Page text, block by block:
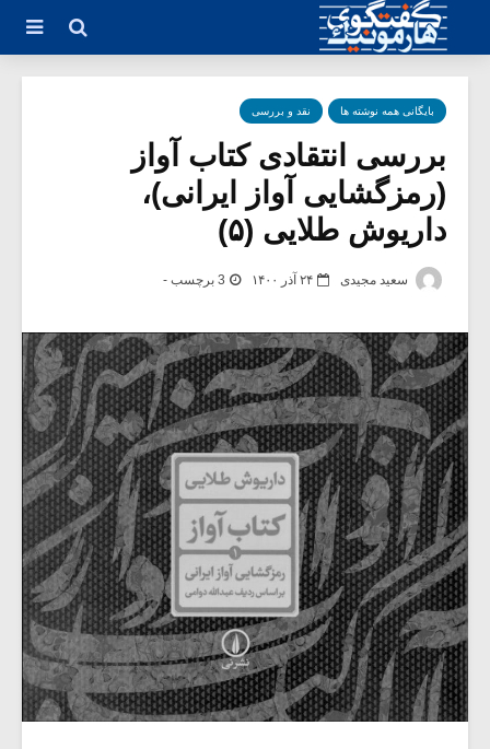
بایگانی همه نوشته ها نقد و بررسی
بررسی انتقادی کتاب آواز
(رمزگشایی آواز ایرانی)،
داریوش طلایی (۵)
سعید مجیدی ۲۴ آذر ۱۴۰۰ 3 برچسب -